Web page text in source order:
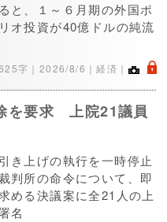
と、１～６月期の外国ポ
オ投資が40億ドルの純流
字｜ 2026/8/6 ｜経済｜ .
を要求 上院21議員
き上げの執行を一時停止
判所の命令について、即
める決議案に全21人の上
名